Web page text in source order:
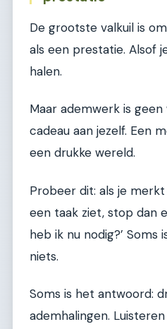
De grootste valkuil is
als een prestatie. Alsof
halen.
Maar ademwerk is
cadeau aan jezelf. Een
een drukke wereld.
Probeer dit: als je
een taak ziet, stop dan
heb ik nu nodig?’
niets.
Soms is het antwoord:
ademhalingen.